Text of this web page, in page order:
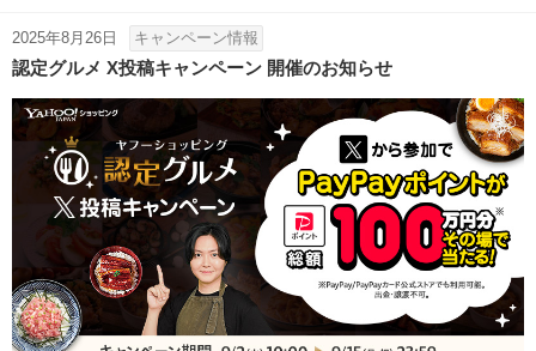
2025年8月26日 キャンペーン情報
認定グルメ X投稿キャンペーン 開催のお知らせ